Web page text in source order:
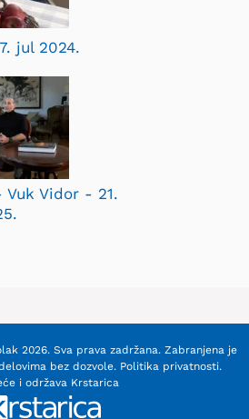
jul 2024.
Vuk Vidor - 21.
2026. Sva prava zadržana. Zabranjena je
bez dozvole. Politika privatnosti.
i održava Krstarica